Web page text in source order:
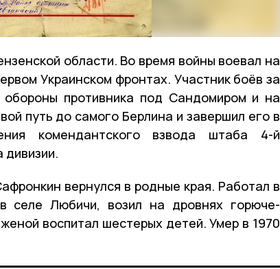
области. Во время войны воевал на
Украинском фронтах. Участник боёв за
противника под Сандомиром и на
путь до самого Берлина и завершил его в
комендантского взвода штаба 4-й
дивизии.
вернулся в родные края. Работал в
селе Любичи, возил на дровнях горюче-
воспитал шестерых детей. Умер в 1970